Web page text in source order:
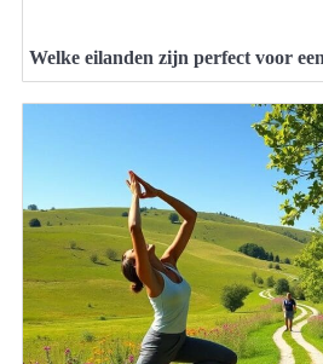
Welke eilanden zijn perfect voor